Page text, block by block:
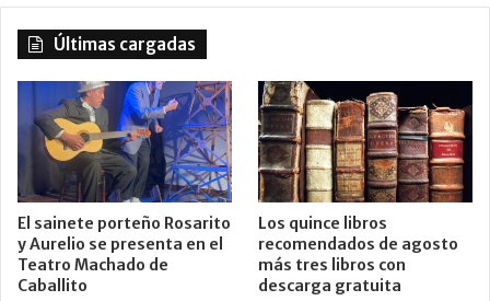
Últimas cargadas
El sainete porteño Rosarito
y Aurelio se presenta en el
Teatro Machado de
Caballito
Los quince libros
recomendados de agosto
más tres libros con
descarga gratuita